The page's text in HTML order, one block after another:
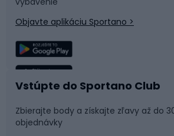
Rybolov
Športová medicína
Plávanie
Tímové športy
Objavte aplikáciu Sportano >
Vstúpte do Sportano Club
Zbierajte body a získajte zľavy až do
objednávky